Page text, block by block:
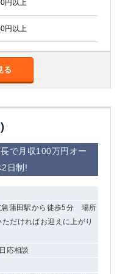
円以上
円以上
る
で月収100万円オー
日制!
急蒲田駅から徒歩5分 場所
だければお迎えに上がり
応相談